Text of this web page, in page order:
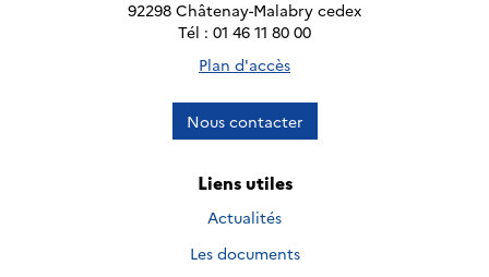
92298 Châtenay-Malabry cedex
Tél : 01 46 11 80 00
Plan d'accès
Nous contacter
Liens utiles
Actualités
Les documents